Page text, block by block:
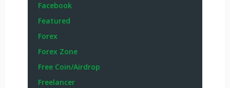
Facebook
Featured
Forex
Forex Zone
Free Coin/Airdrop
Freelancer